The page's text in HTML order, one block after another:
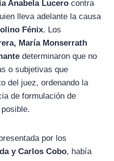
Anabela Lucero contra
lleva adelante la causa
Fénix. Los
María Monserrath
determinaron que no
o subjetivas que
del juez, ordenando la
de formulación de
por los
y Carlos Cobo, había